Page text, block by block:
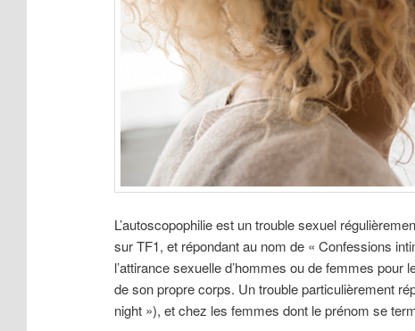
L’autoscopophilie est un trouble sexuel
sur TF1, et répondant au nom de « Confessions
l’attirance sexuelle d’hommes ou de femmes pour
de son propre corps. Un trouble particulièrement
night »), et chez les femmes dont le prénom se